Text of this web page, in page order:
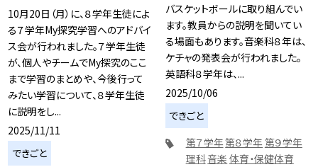
10月20日（月）に、８学年生徒によ
る７学年My探究学習へのアドバイ
ス会が行われました。７学年生徒
が、個人やチームでMy探究のここ
まで学習のまとめや、今後行って
みたい学習について、８学年生徒
に説明をし...
2025/11/11
できごと
バスケットボールに取り組んでい
ます。教員からの説明を聞いてい
る場面もあります。音楽科８年は、
ケチャの発表会が行われました。
英語科８学年は、...
2025/10/06
できごと
第７学年第８学年第９学年
理科音楽 体育・保健体育